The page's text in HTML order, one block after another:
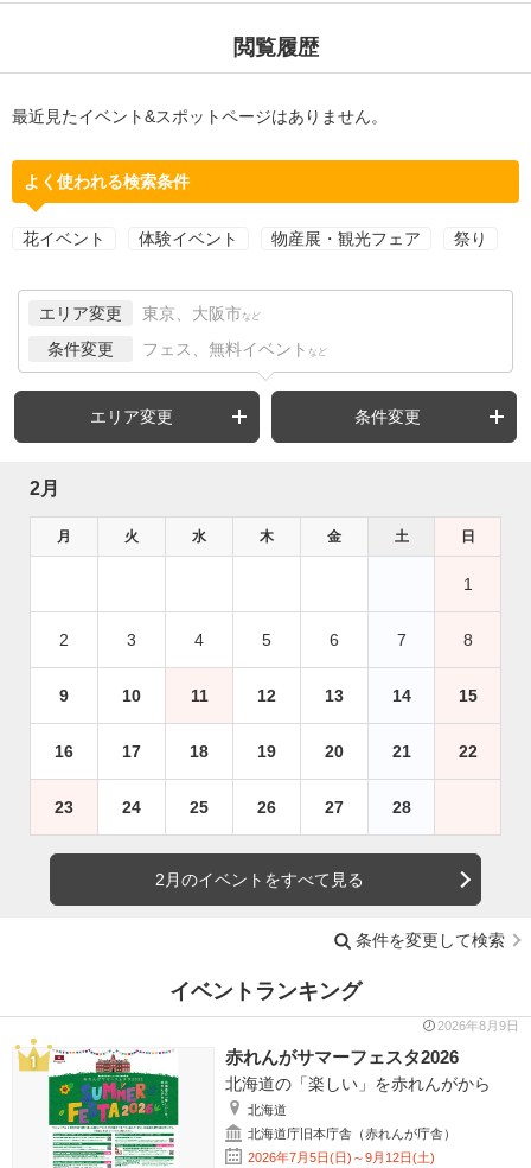
閲覧履歴
最近見たイベント&スポットページはありません。
よく使われる検索条件
花イベント 体験イベント 物産展・観光フェア 祭り
エリア変更 東京、大阪市 など
条件変更 フェス、無料イベント など
エリア変更 条件変更
2月
月 火 水 木 金 土 日
1
2 3 4 5 6 7 8
9 10 11 12 13 14 15
16 17 18 19 20 21 22
23 24 25 26 27 28
2月のイベントをすべて見る
条件を変更して検索
イベントランキング
2026年8月9日
赤れんがサマーフェスタ2026
北海道の「楽しい」を赤れんがから
北海道
北海道庁旧本庁舎（赤れんが庁舎）
2026年7月5日(日)～9月12日(土)